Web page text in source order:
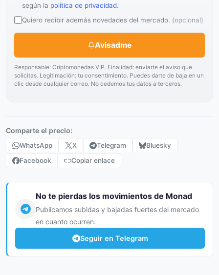
según la política de privacidad.
Quiero recibir además novedades del mercado. (opcional)
Avisadme
Responsable: Criptomonedas VIP. Finalidad: enviarte el aviso que
solicitas. Legitimación: tu consentimiento. Puedes darte de baja en un
clic desde cualquier correo. No cedemos tus datos a terceros.
Comparte el precio:
WhatsApp X Telegram
Bluesky
Facebook
Copiar enlace
No te pierdas los movimientos de Monad
Publicamos subidas y bajadas fuertes del mercado
en cuanto ocurren.
Seguir en Telegram